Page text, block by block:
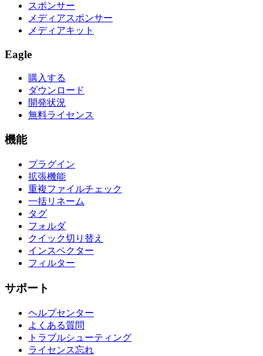
スポンサー
メディアスポンサー
メディアキット
Eagle
購入する
ダウンロード
開発状況
無料ライセンス
機能
プラグイン
拡張機能
重複ファイルチェック
一括リネーム
タグ
フォルダ
クイック切り替え
インスペクター
フィルター
サポート
ヘルプセンター
よくある質問
トラブルシューティング
ライセンス忘れ